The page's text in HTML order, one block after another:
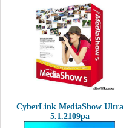
CyberLink MediaShow Ultra
5.1.2109pa